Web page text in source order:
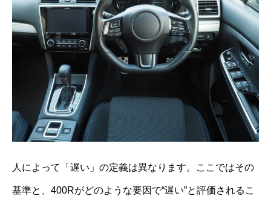
人によって「遅い」の定義は異なります。ここではその
基準と、400Rがどのような要因で“遅い”と評価されるこ